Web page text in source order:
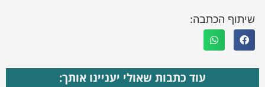
שיתוף הכתבה:
עוד כתבות שאולי יעניינו אותך: